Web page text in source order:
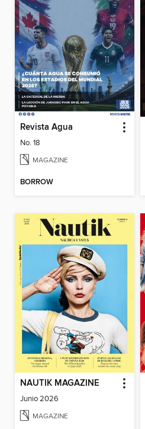
Revista Agua
No. 18
MAGAZINE
BORROW
NAUTIK MAGAZINE
Junio 2026
MAGAZINE